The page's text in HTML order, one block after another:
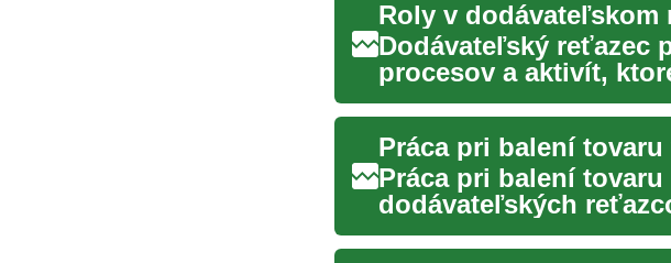
Roly v dodávateľskom
Dodávateľský reťazec
procesov a aktivít,
surovín až po k...
Práca pri balení
Práca pri balení
dodávateľských
sa výrobky ...